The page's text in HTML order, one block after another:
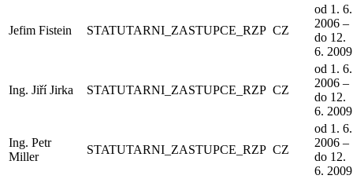
Jefim Fistein STATUTARNI_ZASTUPCE_RZP CZ
od 1. 6.
2006 –
do 12.
6. 2009
Ing. Jiří Jirka STATUTARNI_ZASTUPCE_RZP CZ
od 1. 6.
2006 –
do 12.
6. 2009
Ing. Petr
Miller
STATUTARNI_ZASTUPCE_RZP CZ
od 1. 6.
2006 –
do 12.
6. 2009